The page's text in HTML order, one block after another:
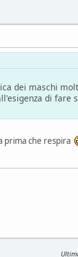
dei maschi
di fare
prima che respira